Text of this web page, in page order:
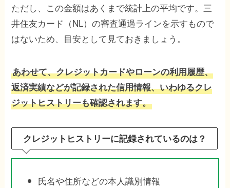
ただし、この金額はあくまで統計上の平均です。三
井住友カード（NL）の審査通過ラインを示すもので
はないため、目安として見ておきましょう。
あわせて、クレジットカードやローンの利用履歴、
返済実績などが記録された信用情報、いわゆるクレ
ジットヒストリーも確認されます。
クレジットヒストリーに記録されているのは？
氏名や住所などの本人識別情報